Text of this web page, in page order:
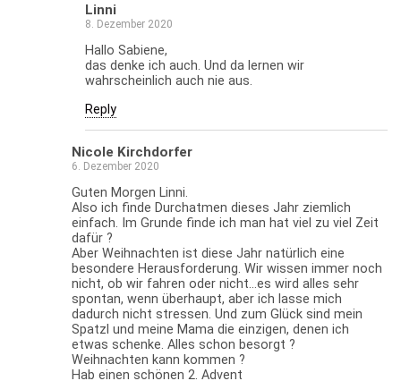
Linni
8. Dezember 2020
Hallo Sabiene,
das denke ich auch. Und da lernen wir
wahrscheinlich auch nie aus.
Reply
Nicole Kirchdorfer
6. Dezember 2020
Guten Morgen Linni.
Also ich finde Durchatmen dieses Jahr ziemlich
einfach. Im Grunde finde ich man hat viel zu viel Zeit
dafür ?
Aber Weihnachten ist diese Jahr natürlich eine
besondere Herausforderung. Wir wissen immer noch
nicht, ob wir fahren oder nicht…es wird alles sehr
spontan, wenn überhaupt, aber ich lasse mich
dadurch nicht stressen. Und zum Glück sind mein
Spatzl und meine Mama die einzigen, denen ich
etwas schenke. Alles schon besorgt ?
Weihnachten kann kommen ?
Hab einen schönen 2. Advent